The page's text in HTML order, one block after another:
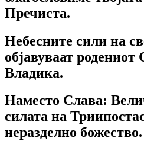
Пречиста.
Небесните сили на
објавуваат
Владика.
Наместо Слава:
силата на
неразделно божество.